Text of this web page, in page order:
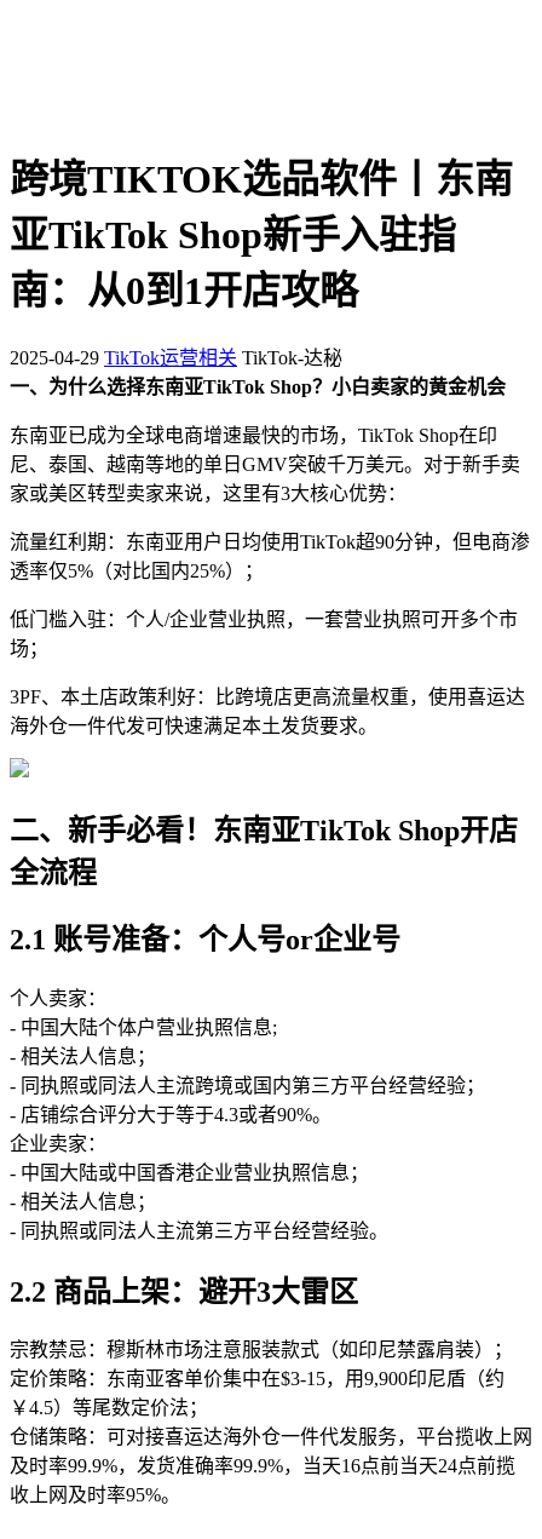
跨境TIKTOK选品软件丨东南
亚TikTok Shop新手入驻指
南：从0到1开店攻略
2025-04-29 TikTok运营相关 TikTok-达秘
一、为什么选择东南亚TikTok Shop？小白卖家的黄金机会
东南亚已成为全球电商增速最快的市场，TikTok Shop在印
尼、泰国、越南等地的单日GMV突破千万美元。对于新手卖
家或美区转型卖家来说，这里有3大核心优势：
流量红利期：东南亚用户日均使用TikTok超90分钟，但电商渗
透率仅5%（对比国内25%）；
低门槛入驻：个人/企业营业执照，一套营业执照可开多个市
场；
3PF、本土店政策利好：比跨境店更高流量权重，使用喜运达
海外仓一件代发可快速满足本土发货要求。
二、新手必看！东南亚TikTok Shop开店
全流程
2.1 账号准备：个人号or企业号
个人卖家：
- 中国大陆个体户营业执照信息;
- 相关法人信息；
- 同执照或同法人主流跨境或国内第三方平台经营经验；
- 店铺综合评分大于等于4.3或者90%。
企业卖家：
- 中国大陆或中国香港企业营业执照信息；
- 相关法人信息；
- 同执照或同法人主流第三方平台经营经验。
2.2 商品上架：避开3大雷区
宗教禁忌：穆斯林市场注意服装款式（如印尼禁露肩装）；
定价策略：东南亚客单价集中在$3-15，用9,900印尼盾（约
￥4.5）等尾数定价法；
仓储策略：可对接喜运达海外仓一件代发服务，平台揽收上网
及时率99.9%，发货准确率99.9%，当天16点前当天24点前揽
收上网及时率95%。